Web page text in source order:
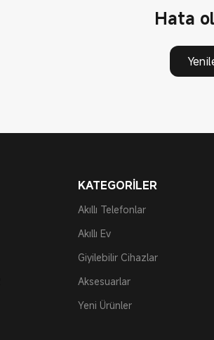
Hata
KATEGORİLER
Akıllı Telefonlar
Akıllı Ev
Giyilebilir Cihazlar
Aksesuarlar
Yeni Ürünler